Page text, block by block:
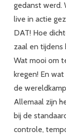
gedanst werd.
live in actie
DAT! Hoe
zaal en
Wat mooi om
kregen! En
de
Allemaal zijn
bij de
controle,